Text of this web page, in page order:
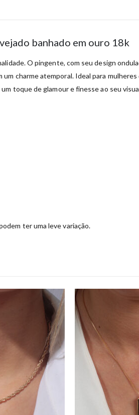
banhado em ouro 18k
O pingente, com seu design
charme atemporal. Ideal para
toque de glamour e finesse ao seu
ter uma leve variação.